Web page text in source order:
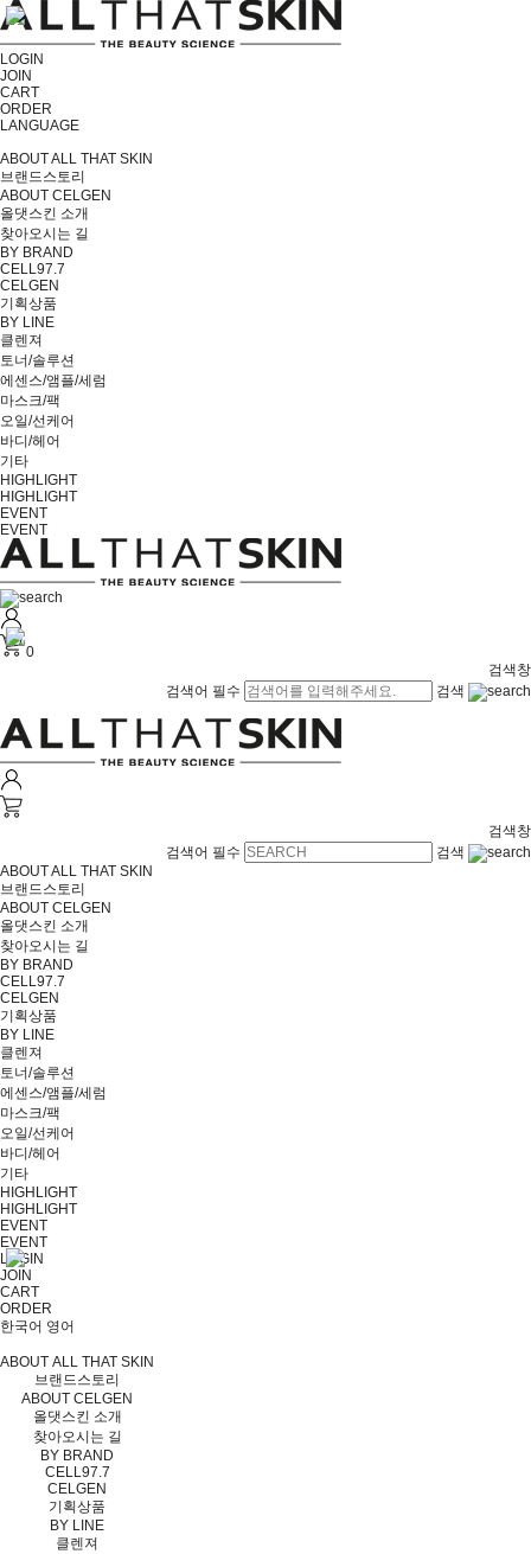
LOGIN
JOIN
CART
ORDER
LANGUAGE
ABOUT ALL THAT SKIN
브랜드스토리
ABOUT CELGEN
올댓스킨 소개
찾아오시는 길
BY BRAND
CELL97.7
CELGEN
기획상품
BY LINE
클렌져
토너/솔루션
에센스/앰플/세럼
마스크/팩
오일/선케어
바디/헤어
기타
HIGHLIGHT
HIGHLIGHT
EVENT
EVENT
0
검색창
검색어 필수
검색
검색창
검색어 필수
검색
ABOUT ALL THAT SKIN
브랜드스토리
ABOUT CELGEN
올댓스킨 소개
찾아오시는 길
BY BRAND
CELL97.7
CELGEN
기획상품
BY LINE
클렌져
토너/솔루션
에센스/앰플/세럼
마스크/팩
오일/선케어
바디/헤어
기타
HIGHLIGHT
HIGHLIGHT
EVENT
EVENT
LOGIN
JOIN
CART
ORDER
한국어 영어
ABOUT ALL THAT SKIN
브랜드스토리
ABOUT CELGEN
올댓스킨 소개
찾아오시는 길
BY BRAND
CELL97.7
CELGEN
기획상품
BY LINE
클렌져